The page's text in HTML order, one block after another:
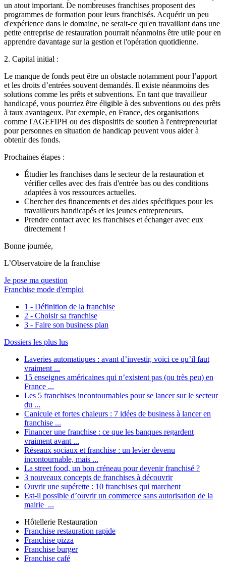
un atout important. De nombreuses franchises proposent des
programmes de formation pour leurs franchisés. Acquérir un peu
d'expérience dans le domaine, ne serait-ce qu'en travaillant dans une
petite entreprise de restauration pourrait néanmoins être utile pour en
apprendre davantage sur la gestion et l'opération quotidienne.
2. Capital initial :
Le manque de fonds peut être un obstacle notamment pour l’apport
et les droits d’entrées souvent demandés. Il existe néanmoins des
solutions comme les prêts et subventions. En tant que travailleur
handicapé, vous pourriez être éligible à des subventions ou des prêts
à taux avantageux. Par exemple, en France, des organisations
comme l'AGEFIPH ou des dispositifs de soutien à l'entrepreneuriat
pour personnes en situation de handicap peuvent vous aider à
obtenir des fonds.
Prochaines étapes :
Étudier les franchises dans le secteur de la restauration et
vérifier celles avec des frais d'entrée bas ou des conditions
adaptées à vos ressources actuelles.
Chercher des financements et des aides spécifiques pour les
travailleurs handicapés et les jeunes entrepreneurs.
Prendre contact avec les franchises et échanger avec eux
directement !
Bonne journée,
L’Observatoire de la franchise
Je pose ma question
Franchise mode d'emploi
1 - Définition de la franchise
2 - Choisir sa franchise
3 - Faire son business plan
Dossiers les plus lus
Laveries automatiques : avant d’investir, voici ce qu’il faut
vraiment ...
15 enseignes américaines qui n’existent pas (ou très peu) en
France ...
Les 5 franchises incontournables pour se lancer sur le secteur
du ...
Canicule et fortes chaleurs : 7 idées de business à lancer en
franchise ...
Financer une franchise : ce que les banques regardent
vraiment avant ...
Réseaux sociaux et franchise : un levier devenu
incontournable, mais ...
La street food, un bon créneau pour devenir franchisé ?
3 nouveaux concepts de franchises à découvrir
Ouvrir une supérette : 10 franchises qui marchent
Est-il possible d’ouvrir un commerce sans autorisation de la
mairie ...
Hôtellerie Restauration
Franchise restauration rapide
Franchise pizza
Franchise burger
Franchise café